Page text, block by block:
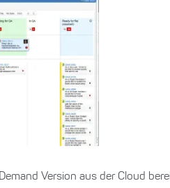
Version aus der Cloud